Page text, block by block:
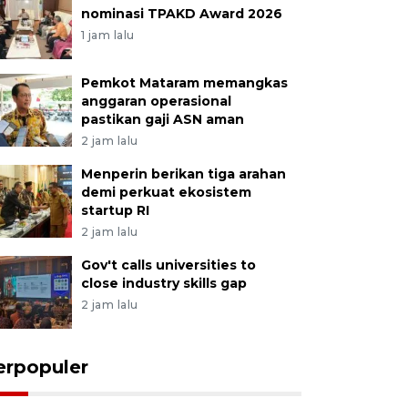
nominasi TPAKD Award 2026
1 jam lalu
Pemkot Mataram memangkas
anggaran operasional
pastikan gaji ASN aman
2 jam lalu
Menperin berikan tiga arahan
demi perkuat ekosistem
startup RI
2 jam lalu
Gov't calls universities to
close industry skills gap
2 jam lalu